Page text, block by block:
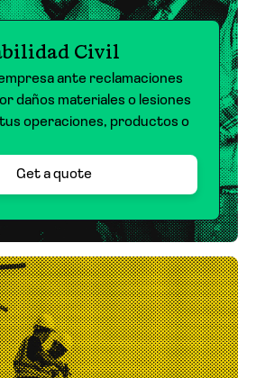
Civil
ante reclamaciones
daños materiales o lesiones
operaciones, productos o
Get a quote